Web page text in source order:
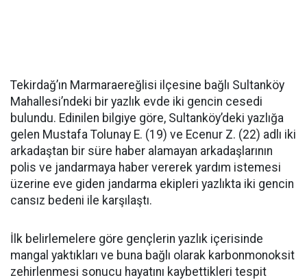
Tekirdağ’ın Marmaraereğlisi ilçesine bağlı Sultanköy
Mahallesi’ndeki bir yazlık evde iki gencin cesedi
bulundu. Edinilen bilgiye göre, Sultanköy’deki yazlığa
gelen Mustafa Tolunay E. (19) ve Ecenur Z. (22) adlı iki
arkadaştan bir süre haber alamayan arkadaşlarının
polis ve jandarmaya haber vererek yardım istemesi
üzerine eve giden jandarma ekipleri yazlıkta iki gencin
cansız bedeni ile karşılaştı.
İlk belirlemelere göre gençlerin yazlık içerisinde
mangal yaktıkları ve buna bağlı olarak karbonmonoksit
zehirlenmesi sonucu hayatını kaybettikleri tespit